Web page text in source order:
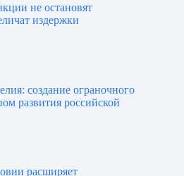
не остановят
издержки
создание ограночного
развития российской
расширяет